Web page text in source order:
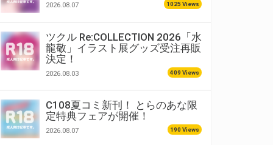
2026.08.07 1025 Views
ツクル Re:COLLECTION 2026「水
龍敬」イラスト展グッズ受注再販
決定！
2026.08.03 409 Views
C108夏コミ新刊！ とらのあな限
定特典フェアが開催！
2026.08.07 190 Views